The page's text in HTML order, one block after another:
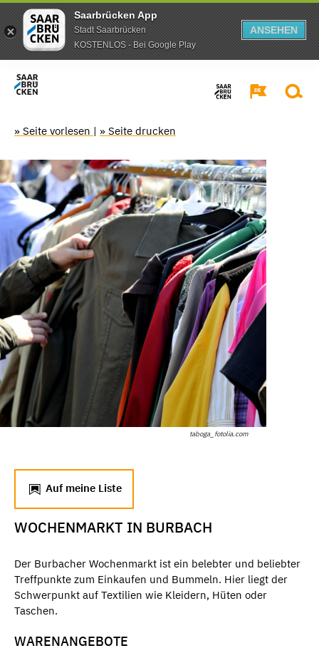
Saarbrücken App
Stadt Saarbrücken
KOSTENLOS - Bei Google Play
ANSEHEN
» Seite vorlesen | » Seite drucken
taboga_fotolia.com
Auf meine Liste
WOCHENMARKT IN BURBACH
Der Burbacher Wochenmarkt ist ein belebter und beliebter
Treffpunkte zum Einkaufen und Bummeln. Hier liegt der
Schwerpunkt auf Textilien wie Kleidern, Hüten oder
Taschen.
WARENANGEBOTE